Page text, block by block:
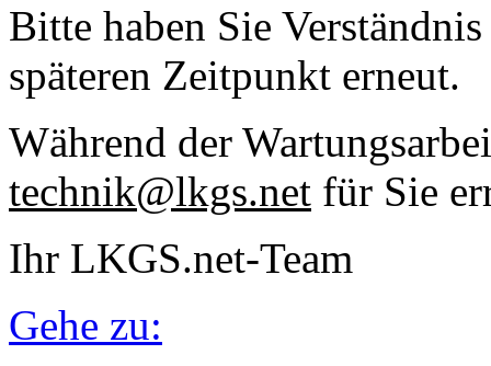
Bitte haben Sie
späteren Zeitpunkt erneut.
Während der
technik@lkgs.net für Sie
Ihr LKGS.net-Team
Gehe zu: